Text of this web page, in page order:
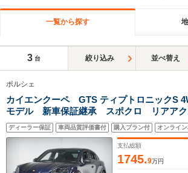
一覧から探す
3 台 絞り込み 並べ替え
ポルシェ
カイエンクーペ GTS ティプトロニックS
モデル 新車保証継承 スポクロ リアア
ンチホイール パッセンジャーディスプレ
ート プライバシーガラス ソフトクロー
ディーラー保証 車両品質評価書付 購入プラン付 オンライ
支払総額
1745.9万円